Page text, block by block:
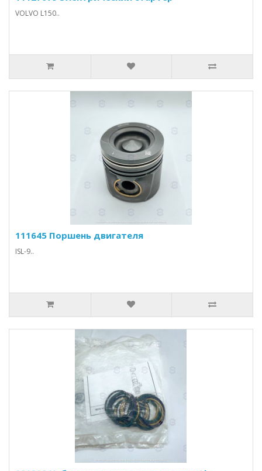
VOLVO L150..
111645 Поршень двигателя
ISL-9..